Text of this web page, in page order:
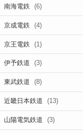
南海電鉄 (6)
京成電鉄 (4)
京王電鉄 (1)
伊予鉄道 (3)
東武鉄道 (8)
近畿日本鉄道 (13)
山陽電気鉄道 (3)